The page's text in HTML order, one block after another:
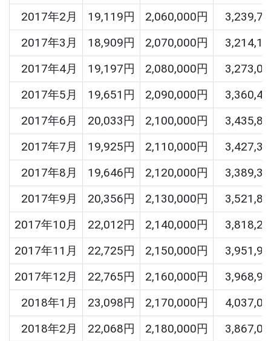
2017年2月
19,119円 2,060,000円
2017年3月
18,909円 2,070,000円
2017年4月
19,197円 2,080,000円
2017年5月
19,651円 2,090,000円
2017年6月
20,033円 2,100,000円
2017年7月
19,925円 2,110,000円
2017年8月
19,646円 2,120,000円
2017年9月
20,356円 2,130,000円
2017年10月
22,012円 2,140,000円
2017年11月
22,725円 2,150,000円
2017年12月
22,765円 2,160,000円
2018年1月
23,098円 2,170,000円
2018年2月
22,068円 2,180,000円